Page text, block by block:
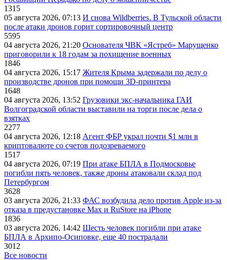
1315
05 августа 2026, 07:13 И снова Wildberries. В Тульской области
после атаки дронов горит сортировочный центр
5595
04 августа 2026, 21:20 Основателя ЧВК «Ястреб» Марущенко
приговорили к 18 годам за похищение военных
1846
04 августа 2026, 15:17 Жителя Крыма задержали по делу о
производстве дронов при помощи 3D‑принтера
1648
04 августа 2026, 13:52 Грузовики экс-начальника ГАИ
Волгоградской области выставили на торги после дела о
взятках
2277
04 августа 2026, 12:18 Агент ФБР украл почти $1 млн в
криптовалюте со счетов подозреваемого
1517
04 августа 2026, 07:19 При атаке БПЛА в Подмосковье
погибли пять человек, также дроны атаковали склад под
Петербургом
3628
03 августа 2026, 21:33 ФАС возбудила дело против Apple из-за
отказа в предустановке Max и RuStore на iPhone
1836
03 августа 2026, 14:42 Шесть человек погибли при атаке
БПЛА в Архипо-Осиповке, еще 40 пострадали
3012
Все новости